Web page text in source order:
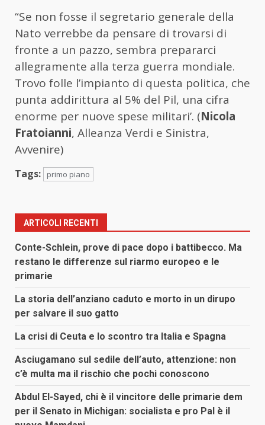
“Se non fosse il segretario generale della
Nato verrebbe da pensare di trovarsi di
fronte a un pazzo, sembra prepararci
allegramente alla terza guerra mondiale.
Trovo folle l’impianto di questa politica, che
punta addirittura al 5% del Pil, una cifra
enorme per nuove spese militari’. (Nicola
Fratoianni, Alleanza Verdi e Sinistra,
Avvenire)
Tags: primo piano
ARTICOLI RECENTI
Conte-Schlein, prove di pace dopo i battibecco. Ma
restano le differenze sul riarmo europeo e le
primarie
La storia dell’anziano caduto e morto in un dirupo
per salvare il suo gatto
La crisi di Ceuta e lo scontro tra Italia e Spagna
Asciugamano sul sedile dell’auto, attenzione: non
c’è multa ma il rischio che pochi conoscono
Abdul El-Sayed, chi è il vincitore delle primarie dem
per il Senato in Michigan: socialista e pro Pal è il